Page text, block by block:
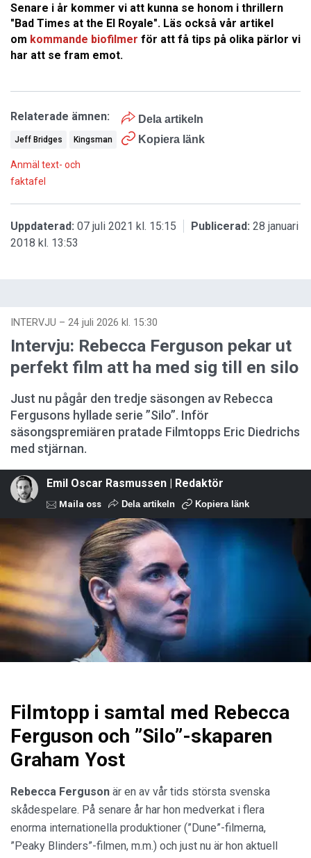
Senare i år kommer vi att kunna se honom i thrillern
"Bad Times at the El Royale". Läs också vår artikel
om kommande biofilmer för att få tips på olika pärlor vi
har att se fram emot.
Dela artikeln
Kopiera länk
Relaterade ämnen:
Jeff Bridges Kingsman
Anmäl text- och
faktafel
Uppdaterad: 07 juli 2021 kl. 15:15 Publicerad: 28 januari
2018 kl. 13:53
INTERVJU – 24 juli 2026 kl. 15:30
Intervju: Rebecca Ferguson pekar ut
perfekt film att ha med sig till en silo
Just nu pågår den tredje säsongen av Rebecca
Fergusons hyllade serie ”Silo”. Inför
säsongspremiären pratade Filmtopps Eric Diedrichs
med stjärnan.
Emil Oscar Rasmussen | Redaktör
Maila oss Dela artikeln Kopiera länk
Filmtopp i samtal med Rebecca
Ferguson och ”Silo”-skaparen
Graham Yost
Rebecca Ferguson är en av vår tids största svenska
skådespelare. På senare år har hon medverkat i flera
enorma internationella produktioner (”Dune”-filmerna,
”Peaky Blinders”-filmen, m.m.) och just nu är hon aktuell